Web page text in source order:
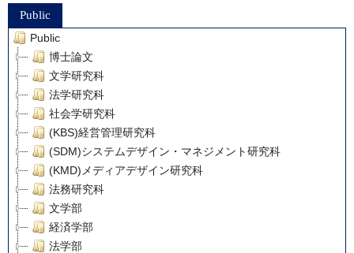
Public
Public
博士論文
文学研究科
法学研究科
社会学研究科
(KBS)経営管理研究科
(SDM)システムデザイン・マネジメント研究科
(KMD)メディアデザイン研究科
法務研究科
文学部
経済学部
法学部